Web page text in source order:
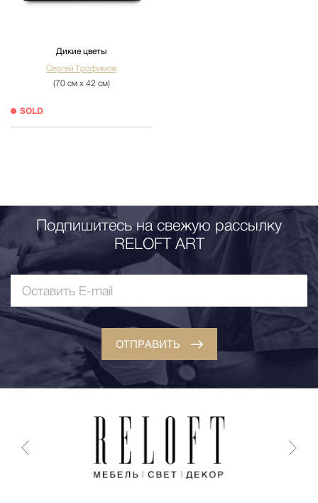
Дикие цветы
Сергей Трофимов
(70 см х 42 см)
SOLD
Подпишитесь на свежую рассылку
RELOFT ART
ОТПРАВИТЬ